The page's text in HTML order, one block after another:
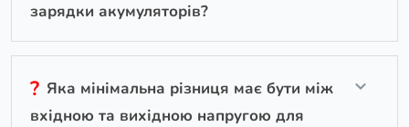
зарядки акумуляторів?
? Яка мінімальна різниця має бути між
вхідною та вихідною напругою для